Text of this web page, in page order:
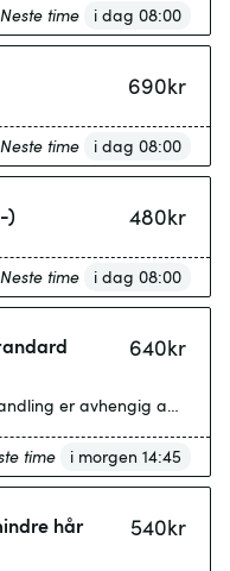
Neste time i dag 08:00
690kr
Neste time i dag 08:00
) 480kr
Neste time i dag 08:00
640kr
er avhengig av
time i morgen 14:45
hår
540kr